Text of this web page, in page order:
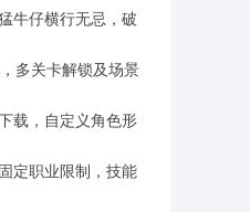
感超沉浸v1.0.2
牛仔横行无忌，破
激v1.0
多关卡解锁及场景
贼王v1.0
载，自定义角色形
v1.7.0
定职业限制，技能